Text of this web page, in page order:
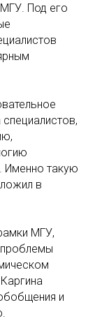
Под его
Именно такую
в
МГУ,
и